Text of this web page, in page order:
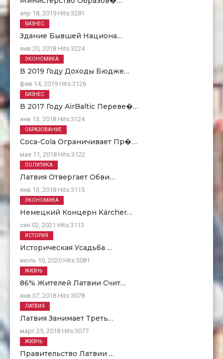
апр 18, 2019 Hits:3281
Здание Бывшей Национа…
янв 20, 2018 Hits:3224
БИЗНЕС
В 2019 Году Доходы Бюдже…
фев 14, 2019 Hits:3126
ЭКОНОМИКА
В 2017 Году AirBaltic Переве�…
янв 13, 2018 Hits:3124
БИЗНЕС
Coca-Cola Ограничивает Пр�…
мая 11, 2018 Hits:3122
ОБРАЗОВАНИЕ
Латвия Отвергает Обви…
янв 13, 2018 Hits:3115
ПОЛИТИКА
Немецкий Концерн Kärcher…
сен 02, 2021 Hits:3113
ЭКОНОМИКА
Историческая Усадьба …
июль 10, 2020 Hits:3081
ИСТОРИЯ
86% Жителей Латвии Счит…
янв 07, 2018 Hits:3078
ЖИЗНЬ
Латвия Занимает Треть…
март 25, 2018 Hits:3077
ЛАТВИЯ
Правительство Латвии …
ЖИЗНЬ